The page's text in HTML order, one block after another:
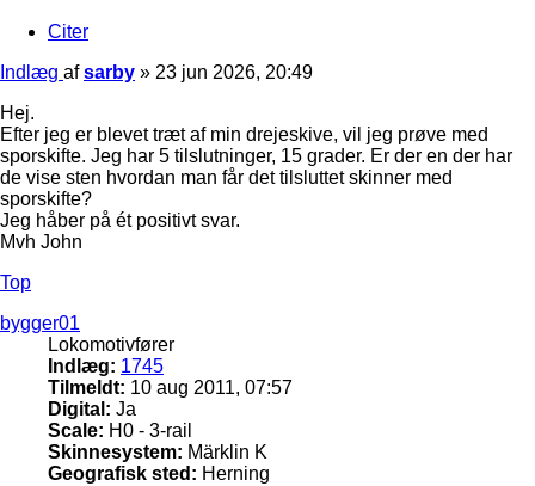
Citer
Indlæg afsarby » 23 jun 2026, 20:49
Hej.
Efter jeg er blevet træt af min drejeskive, vil jeg prøve med
sporskifte. Jeg har 5 tilslutninger, 15 grader. Er der en der har
de vise sten hvordan man får det tilsluttet skinner med
sporskifte?
Jeg håber på ét positivt svar.
Mvh John
Top
bygger01
Lokomotivfører
Indlæg: 1745
Tilmeldt: 10 aug 2011, 07:57
Digital: Ja
Scale: H0 - 3-rail
Skinnesystem: Märklin K
Geografisk sted: Herning